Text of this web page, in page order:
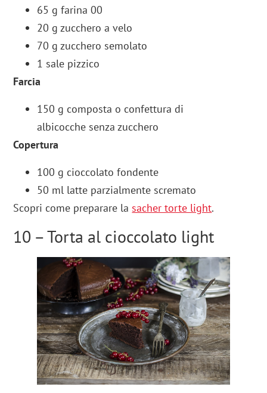
65 g farina 00
20 g zucchero a velo
70 g zucchero semolato
1 sale pizzico
Farcia
150 g composta o confettura di
albicocche senza zucchero
Copertura
100 g cioccolato fondente
50 ml latte parzialmente scremato
Scopri come preparare la sacher torte light.
10 – Torta al cioccolato light